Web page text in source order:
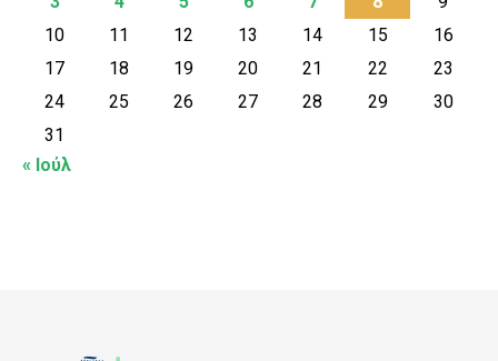
10
11 12 13 14 15
16
17
18 19 20 21 22
23
24
25 26 27 28 29
30
31
« Ιούλ